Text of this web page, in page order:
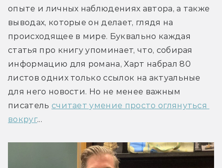
опыте и личных наблюдениях автора, а также
выводах, которые он делает, глядя на
происходящее в мире. Буквально каждая
статья про книгу упоминает, что, собирая
информацию для романа, Харт набрал 80
листов одних только ссылок на актуальные
для него новости. Но не менее важным
писатель считает умение просто оглянуться
вокруг...